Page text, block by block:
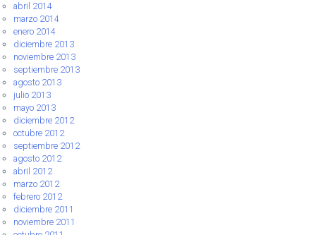
abril 2014
marzo 2014
enero 2014
diciembre 2013
noviembre 2013
septiembre 2013
agosto 2013
julio 2013
mayo 2013
diciembre 2012
octubre 2012
septiembre 2012
agosto 2012
abril 2012
marzo 2012
febrero 2012
diciembre 2011
noviembre 2011